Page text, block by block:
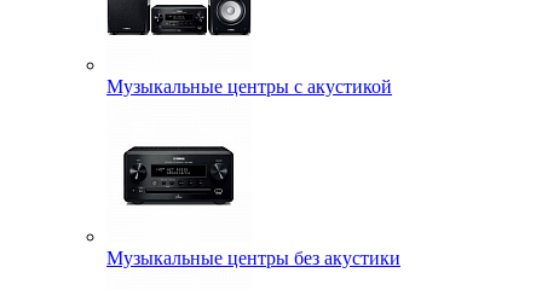
Музыкальные центры с акустикой
Музыкальные центры без акустики